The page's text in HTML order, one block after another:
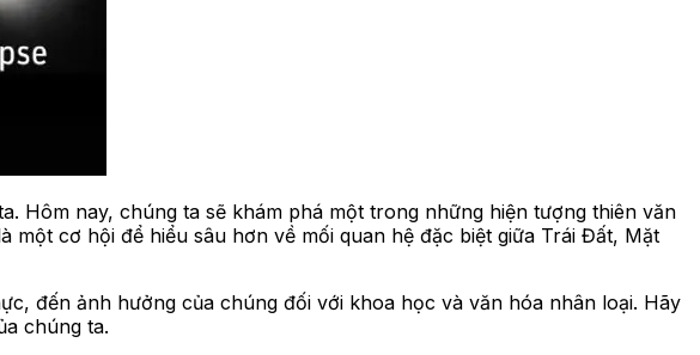
Hôm nay, chúng ta sẽ khám phá một trong những hiện tượng thiên văn
cơ hội để hiểu sâu hơn về mối quan hệ đặc biệt giữa Trái Đất, Mặt
đến ảnh hưởng của chúng đối với khoa học và văn hóa nhân loại. Hãy
chúng ta.